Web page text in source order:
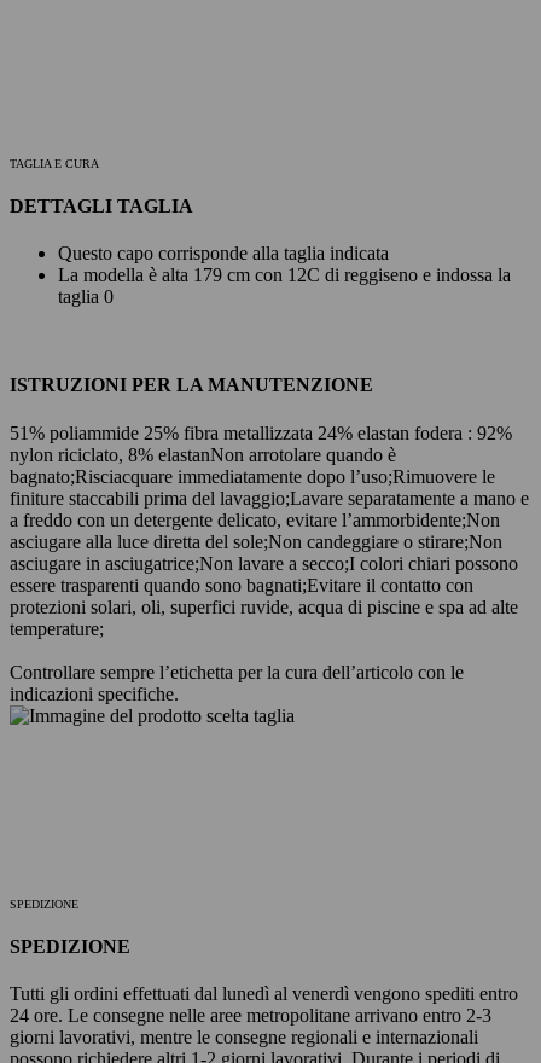
TAGLIA E CURA
DETTAGLI TAGLIA
Questo capo corrisponde alla taglia indicata
La modella è alta 179 cm con 12C di reggiseno e indossa la
taglia 0
ISTRUZIONI PER LA MANUTENZIONE
51% poliammide 25% fibra metallizzata 24% elastan fodera : 92%
nylon riciclato, 8% elastanNon arrotolare quando è
bagnato;Risciacquare immediatamente dopo l’uso;Rimuovere le
finiture staccabili prima del lavaggio;Lavare separatamente a mano e
a freddo con un detergente delicato, evitare l’ammorbidente;Non
asciugare alla luce diretta del sole;Non candeggiare o stirare;Non
asciugare in asciugatrice;Non lavare a secco;I colori chiari possono
essere trasparenti quando sono bagnati;Evitare il contatto con
protezioni solari, oli, superfici ruvide, acqua di piscine e spa ad alte
temperature;
Controllare sempre l’etichetta per la cura dell’articolo con le
indicazioni specifiche.
SPEDIZIONE
SPEDIZIONE
Tutti gli ordini effettuati dal lunedì al venerdì vengono spediti entro
24 ore. Le consegne nelle aree metropolitane arrivano entro 2-3
giorni lavorativi, mentre le consegne regionali e internazionali